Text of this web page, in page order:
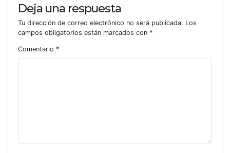
Deja una respuesta
Tu dirección de correo electrónico no será publicada. Los
campos obligatorios están marcados con *
Comentario *